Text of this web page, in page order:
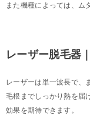
また機種によっては、ム
レーザー脱毛器
レーザーは単一波長で、
毛根までしっかり熱を届
効果を期待できます。